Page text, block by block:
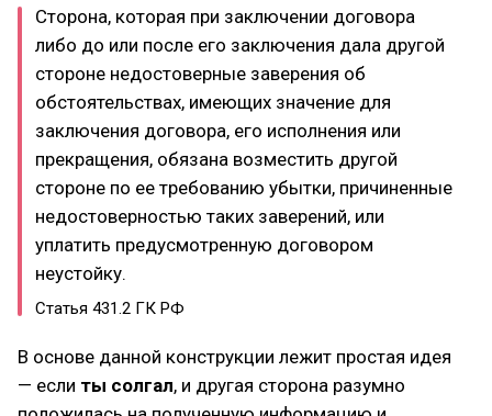
Сторона, которая при заключении договора
либо до или после его заключения дала другой
стороне недостоверные заверения об
обстоятельствах, имеющих значение для
заключения договора, его исполнения или
прекращения, обязана возместить другой
стороне по ее требованию убытки, причиненные
недостоверностью таких заверений, или
уплатить предусмотренную договором
неустойку.
Статья 431.2 ГК РФ
В основе данной конструкции лежит простая идея
— если ты солгал, и другая сторона разумно